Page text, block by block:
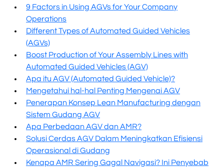
9 Factors in Using AGVs for Your Company
Operations
Different Types of Automated Guided Vehicles
(AGVs)
Boost Production of Your Assembly Lines with
Automated Guided Vehicles (AGV)
Apa itu AGV (Automated Guided Vehicle)?
Mengetahui hal-hal Penting Mengenai AGV
Penerapan Konsep Lean Manufacturing dengan
Sistem Gudang AGV
Apa Perbedaan AGV dan AMR?
Solusi Cerdas AGV Dalam Meningkatkan Efisiensi
Operasional di Gudang
Kenapa AMR Sering Gagal Navigasi? Ini Penyebab